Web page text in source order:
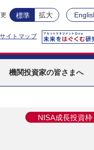
標準 拡大
サイトマップ
機関投資家の皆さまへ
NISA成長投資枠